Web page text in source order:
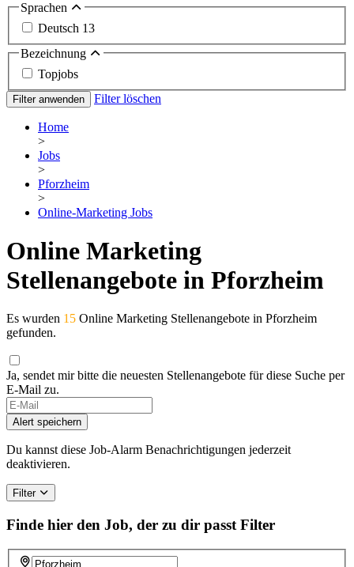
Sprachen
Deutsch 13
Bezeichnung
Topjobs
Filter anwenden Filter löschen
Home
>
Jobs
>
Pforzheim
>
Online-Marketing Jobs
Online Marketing
Stellenangebote in Pforzheim
Es wurden 15 Online Marketing Stellenangebote in Pforzheim
gefunden.
Ja, sendet mir bitte die neuesten Stellenangebote für diese Suche per
E-Mail zu.
Alert speichern
Du kannst diese Job-Alarm Benachrichtigungen jederzeit
deaktivieren.
Filter
Finde hier den Job, der zu dir passt Filter